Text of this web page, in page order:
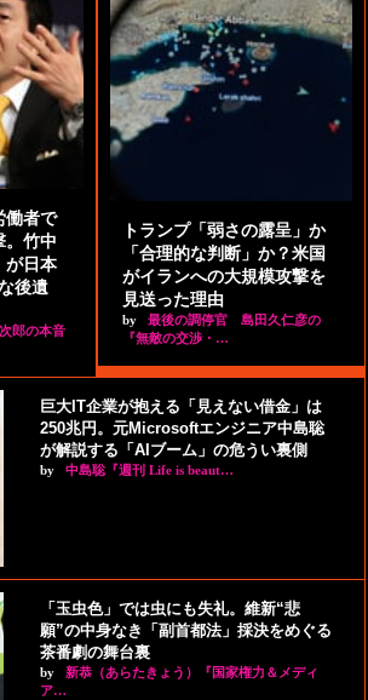
働者で
。竹中
が日本
後遺
郎の本音
トランプ「弱さの露呈」か
「合理的な判断」か？米国
がイランへの大規模攻撃を
見送った理由
by
最後の調停官 島田久仁彦の
『無敵の交渉・…
巨大IT企業が抱える「見えない借金」は
250兆円。元Microsoftエンジニア中島聡
が解説する「AIブーム」の危うい裏側
by 中島聡『週刊 Life is beaut…
「玉虫色」では虫にも失礼。維新“悲
願”の中身なき「副首都法」採決をめぐる
茶番劇の舞台裏
by
新恭（あらたきょう）『国家権力＆メディ
ア…